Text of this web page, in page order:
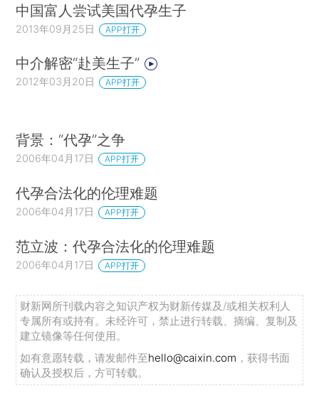
中国富人尝试美国代孕生子
2013年09月25日 APP打开
中介解密“赴美生子”
2012年03月20日 APP打开
背景：“代孕”之争
2006年04月17日 APP打开
代孕合法化的伦理难题
2006年04月17日 APP打开
范立波：代孕合法化的伦理难题
2006年04月17日 APP打开
财新网所刊载内容之知识产权为财新传媒及/或相关权利人
专属所有或持有。未经许可，禁止进行转载、摘编、复制及
建立镜像等任何使用。
如有意愿转载，请发邮件至hello@caixin.com ，获得书面
确认及授权后，方可转载。